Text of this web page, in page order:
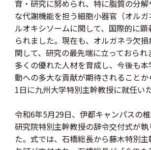
育・研究に努められ、特に脂質の分
な代謝機能を担う細胞小器官（オル
ルオキシソームに関して、国際的に
られました。現在も、オルガネラ欠
関して、研究の最先端に立っておられ
多くの優れた人材を育成し、今後も
動への多大な貢献が期待されること
1日に九州大学特別主幹教授に就任い
令和6年5月29日、伊都キャンパスの
研究院特別主幹教授の辞令交付式が執
た。式では、石橋総長から藤木特別